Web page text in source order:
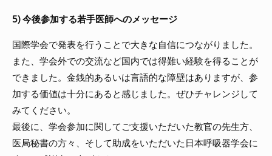
5) 今後参加する若手医師へのメッセージ
国際学会で発表を行うことで大きな自信につながりました。
また、学会外での交流など国内では得難い経験を得ることが
できました。金銭的あるいは言語的な障壁はありますが、参
加する価値は十分にあると感じました。ぜひチャレンジして
みてください。
最後に、学会参加に関してご支援いただいた教官の先生方、
医局秘書の方々、そして助成をいただいた日本呼吸器学会に